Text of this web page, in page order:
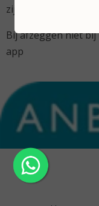
zijn wij
Bij afzeggen niet
app